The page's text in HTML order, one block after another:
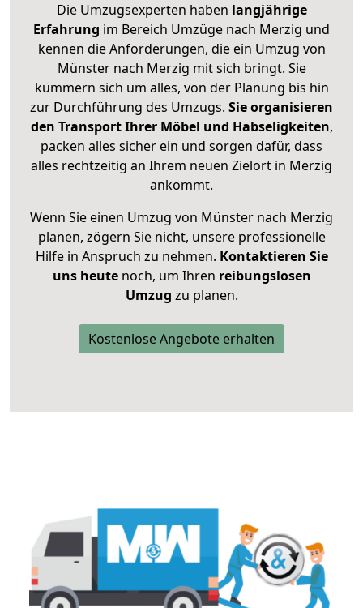
Die Umzugsexperten haben langjährige
Erfahrung im Bereich Umzüge nach Merzig und
kennen die Anforderungen, die ein Umzug von
Münster nach Merzig mit sich bringt. Sie
kümmern sich um alles, von der Planung bis hin
zur Durchführung des Umzugs. Sie organisieren
den Transport Ihrer Möbel und Habseligkeiten,
packen alles sicher ein und sorgen dafür, dass
alles rechtzeitig an Ihrem neuen Zielort in Merzig
ankommt.
Wenn Sie einen Umzug von Münster nach Merzig
planen, zögern Sie nicht, unsere professionelle
Hilfe in Anspruch zu nehmen. Kontaktieren Sie
uns heutenoch, um Ihren reibungslosen
Umzug zu planen.
Kostenlose Angebote erhalten